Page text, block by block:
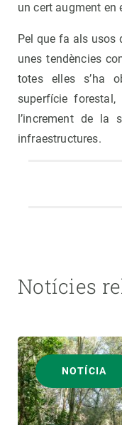
un cert augment en
Pel que fa als usos
unes tendències
totes elles s’ha
superfície
l’increment de la
infraestructures.
Notícies
NOTÍCIA